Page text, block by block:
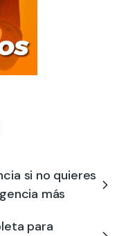
si no quieres
más
para